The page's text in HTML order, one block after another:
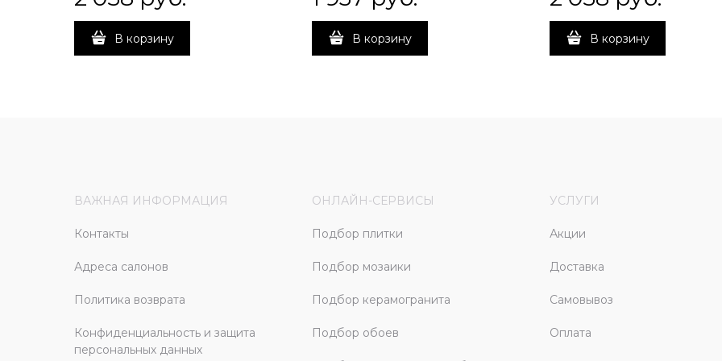
В корзину В корзину В корзину
ВАЖНАЯ ИНФОРМАЦИЯ
Контакты
Адреса салонов
Политика возврата
Конфиденциальность и защита
персональных данных
ОНЛАЙН-СЕРВИСЫ
Подбор плитки
Подбор мозаики
Подбор керамогранита
Подбор обоев
УСЛУГИ
Акции
Доставка
Самовывоз
Оплата